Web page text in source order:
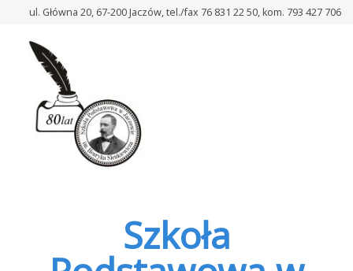
szkole
ul. Główna 20, 67-200 Jaczów, tel./fax 76 831 22 50, kom. 793 427 706
Szkoła